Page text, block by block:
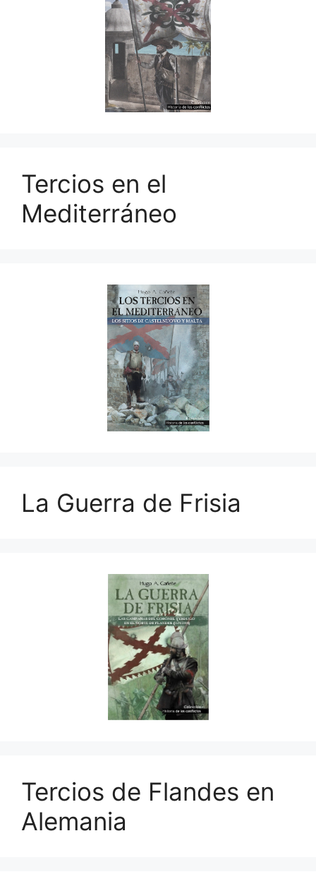
Tercios en el
Mediterráneo
La Guerra de Frisia
Tercios de Flandes en
Alemania